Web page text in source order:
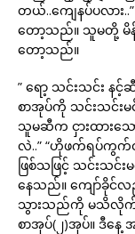
တယ်..ကျေနပ်ပလား
တော့သည်။ သူမတို့ မိ
တော့သည်။
” ရော့ သင်းသင်း နင့်
စာအုပ်ကို သင်းသင်း
သူမဆီက ငှားထားသ
လဲ..” “ဟိုဖက်ရပ်ကွက်
ဖြစ်သဖြင့် သင်းသင်
နေသည်။ ကျော်ခိုင်လ
သွားသည်ကို မသိလိုက်။
စာအုပ်(၂)အုပ်။ ဒီန